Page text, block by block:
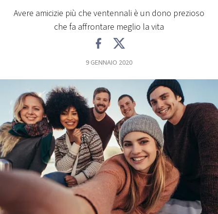
PLAYLIST
CONCORSI
EVENTI
VIDEO
TV
Avere amicizie più che ventennali è un dono prezioso
che fa affrontare meglio la vita
9 GENNAIO 2020